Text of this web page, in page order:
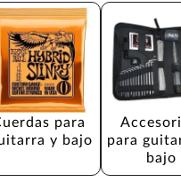
para
y bajo
para
bajo